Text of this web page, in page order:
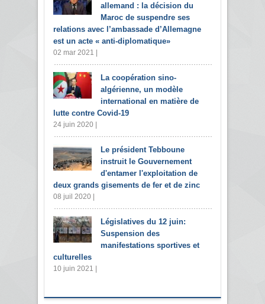
allemand : la décision du
Maroc de suspendre ses
relations avec l’ambassade d’Allemagne
est un acte « anti-diplomatique»
02 mar 2021 |
La coopération sino-
algérienne, un modèle
international en matière de
lutte contre Covid-19
24 juin 2020 |
Le président Tebboune
instruit le Gouvernement
d'entamer l'exploitation de
deux grands gisements de fer et de zinc
08 juil 2020 |
Législatives du 12 juin:
Suspension des
manifestations sportives et
culturelles
10 juin 2021 |